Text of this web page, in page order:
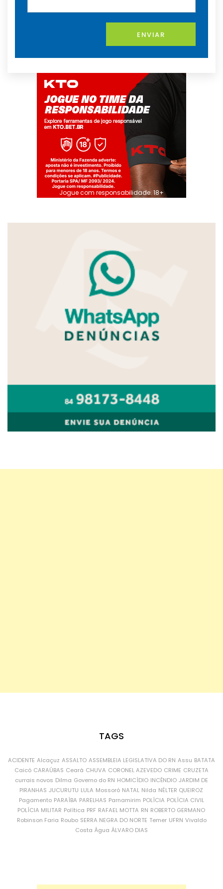
ENVIAR
Jogue com responsabilidade. 18+
TAGS
ACIDENTE Alcaçuz ASSALTO ASSEMBLEIA LEGISLATIVA DO RN Assu BATATA
Caicó CARAÚBAS Ceará CHUVA CORONEL AZEVEDO CRIME CRUZETA
currais novos Dilma Governo do RN HOMICÍDIO INCÊNDIO JARDIM DE
PIRANHAS JUCURUTU LULA Mossoró NATAL Nilda NÉLTER QUEIROZ
Pagamento PARAÍBA PARELHAS Parnamirim POLÍCIA POLÍCIA CIVIL
POLÍCIA MILITAR Política PRF RAFAEL MOTTA RN ROBERTO GERMANO
Robinson Faria Roubo SERRA NEGRA DO NORTE Temer UFRN Vivaldo
Costa Água ÁLVARO DIAS